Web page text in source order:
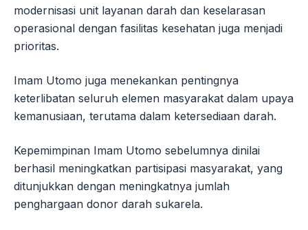
modernisasi unit layanan darah dan keselarasan
operasional dengan fasilitas kesehatan juga menjadi
prioritas.
Imam Utomo juga menekankan pentingnya
keterlibatan seluruh elemen masyarakat dalam upaya
kemanusiaan, terutama dalam ketersediaan darah.
Kepemimpinan Imam Utomo sebelumnya dinilai
berhasil meningkatkan partisipasi masyarakat, yang
ditunjukkan dengan meningkatnya jumlah
penghargaan donor darah sukarela.